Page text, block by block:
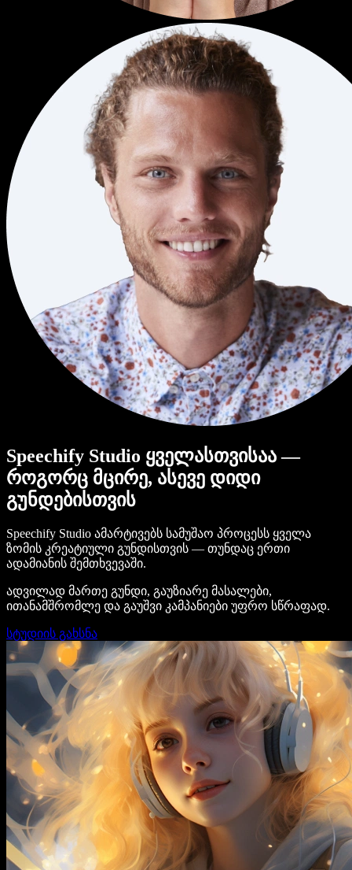
Speechify Studio ყველასთვისაა —
როგორც მცირე, ასევე დიდი
გუნდებისთვის
Speechify Studio ამარტივებს სამუშაო პროცესს ყველა
ზომის კრეატიული გუნდისთვის — თუნდაც ერთი
ადამიანის შემთხვევაში.
ადვილად მართე გუნდი, გაუზიარე მასალები,
ითანამშრომლე და გაუშვი კამპანიები უფრო სწრაფად.
სტუდიის გახსნა